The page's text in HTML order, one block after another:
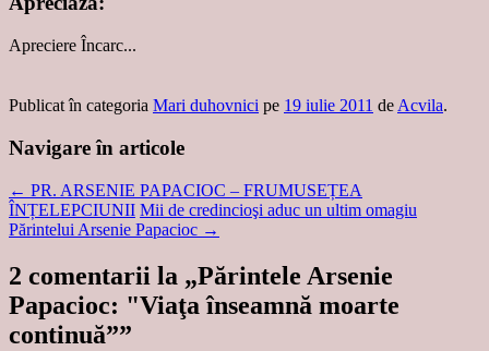
Apreciere Încarc...
Publicat în categoria Mari duhovnici pe 19 iulie 2011 de Acvila.
Navigare în articole
← PR. ARSENIE PAPACIOC – FRUMUSEȚEA
ÎNȚELEPCIUNII Mii de credincioşi aduc un ultim omagiu
Părintelui Arsenie Papacioc →
2 comentarii la „Părintele Arsenie
Papacioc: "Viaţa înseamnă moarte
continuă””